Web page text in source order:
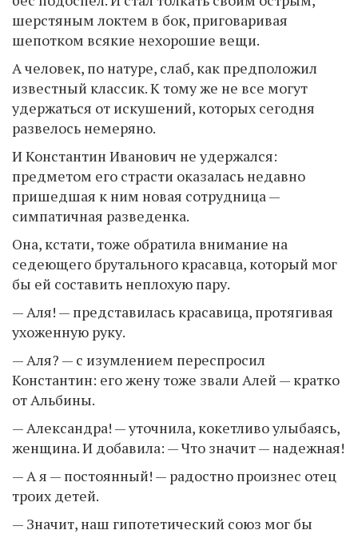
шерстяным локтем в бок, приговаривая
шепотком всякие нехорошие вещи.
А человек, по натуре, слаб, как предположил
известный классик. К тому же не все могут
удержаться от искушений, которых сегодня
развелось немеряно.
И Константин Иванович не удержался:
предметом его страсти оказалась недавно
пришедшая к ним новая сотрудница —
симпатичная разведенка.
Она, кстати, тоже обратила внимание на
седеющего брутального красавца, который мог
бы ей составить неплохую пару.
— Аля! — представилась красавица, протягивая
ухоженную руку.
— Аля? — с изумлением переспросил
Константин: его жену тоже звали Алей — кратко
от Альбины.
— Александра! — уточнила, кокетливо улыбаясь,
женщина. И добавила: — Что значит — надежная!
— А я — постоянный! — радостно произнес отец
троих детей.
— Значит, наш гипотетический союз мог бы